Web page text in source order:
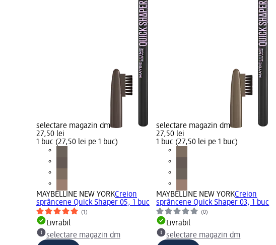
selectare magazin dm
27,50 lei
1 buc (27,50 lei pe 1 buc)
MAYBELLINE NEW YORKCreion
sprâncene Quick Shaper 05, 1 buc
(1)
Livrabil
selectare magazin dm
selectare magazin dm
27,50 lei
1 buc (27,50 lei pe 1 buc)
MAYBELLINE NEW YORKCreion
sprâncene Quick Shaper 03, 1 buc
(0)
Livrabil
selectare magazin dm